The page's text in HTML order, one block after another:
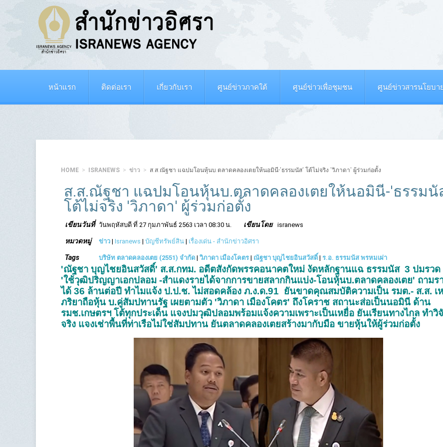
หน้าแรก ติดต่อเรา เกี่ยวกับเรา ศูนย์ข่าวภาคใต้ ศูนย์ข่าวเพื่อชุมชน ศูนย์ข่าวสารนโยบา
HOME ISRANEWS ข่าว ส.ส.ณัฐชา แฉปมโอนหุ้นบ.ตลาดคลองเตยให้นอมินี-'ธรรมนัส' โต้ไม่จริง 'วิภาดา' ผู้ร่วมก่อตั้ง
ส.ส.ณัฐชา แฉปมโอนหุ้นบ.ตลาดคลองเตยให้นอมินี-'ธรรมนั
โต้ไม่จริง 'วิภาดา' ผู้ร่วมก่อตั้ง
เขียนวันที่ วันพฤหัสบดี ที่ 27 กุมภาพันธ์ 2563 เวลา 08:30 น. เขียนโดย isranews
หมวดหมู่ ข่าว | Isranews | บัญชีทรัพย์สิน | เรื่องเด่น - สำนักข่าวอิศรา
Tags บริษัท ตลาดคลองเตย (2551) จำกัด | วิภาดา เมืองโคตร | ณัฐชา บุญไชยอินสวัสดิ์ | ร.อ. ธรรมนัส พรหมเผ่า
'ณัฐชา บุญไชยอินสวัสดิ์' ส.ส.กทม. อดีตสังกัดพรรคอนาคตใหม่ งัดหลักฐานแฉ ธรรมนัส 3 ปมรวด
'ใช้วุฒิปริญญาเอกปลอม -สำแดงรายได้จากการขายสลากกินแบ่ง-โอนหุ้นบ.ตลาดคลองเตย' ถามร
ได้ 36 ล้านต่อปี ทำไมแจ้ง ป.ป.ช. ไม่สอดคล้อง ภ.ง.ด.91 ยันขาดคุณสมบัติความเป็น รมต.- ส.ส. เ
ภริยาถือหุ้น บ.คู่สัมปทานรัฐ เผยตามตัว 'วิภาดา เมืองโคตร' ถึงโคราช สถานะส่อเป็นนอมินี ด้าน
รมช.เกษตรฯ โต้ทุกประเด็น แจงปมวุฒิปลอมพร้อมแจ้งความเพราะเป็นเหยื่อ ยันเรียนทางไกล ทำวิ
จริง แจงเช่าพื้นที่ท่าเรือไม่ใช่สัมปทาน ยันตลาดคลองเตยสร้างมากับมือ ขายหุ้นให้ผู้ร่วมก่อตั้ง